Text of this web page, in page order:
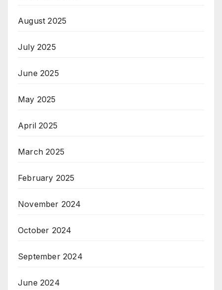
August 2025
July 2025
June 2025
May 2025
April 2025
March 2025
February 2025
November 2024
October 2024
September 2024
June 2024